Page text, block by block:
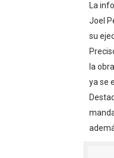
La
Joel
su
la
ya se